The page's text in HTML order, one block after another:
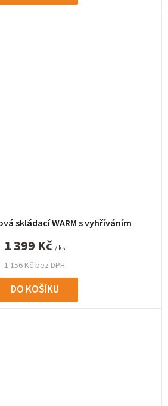
skládací WARM s vyhříváním
1 156 Kč bez DPH
1 399 Kč / ks
DO KOŠÍKU